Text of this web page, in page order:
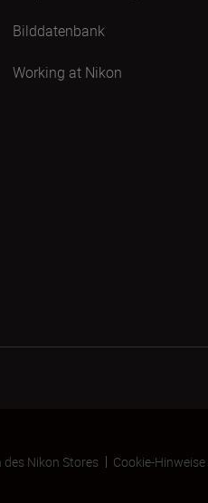
Bilddatenbank
Working at Nikon
Nikon Stores Cookie-Hinweise